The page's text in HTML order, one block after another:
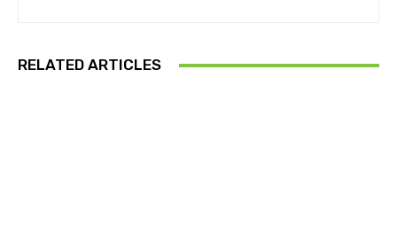
RELATED ARTICLES